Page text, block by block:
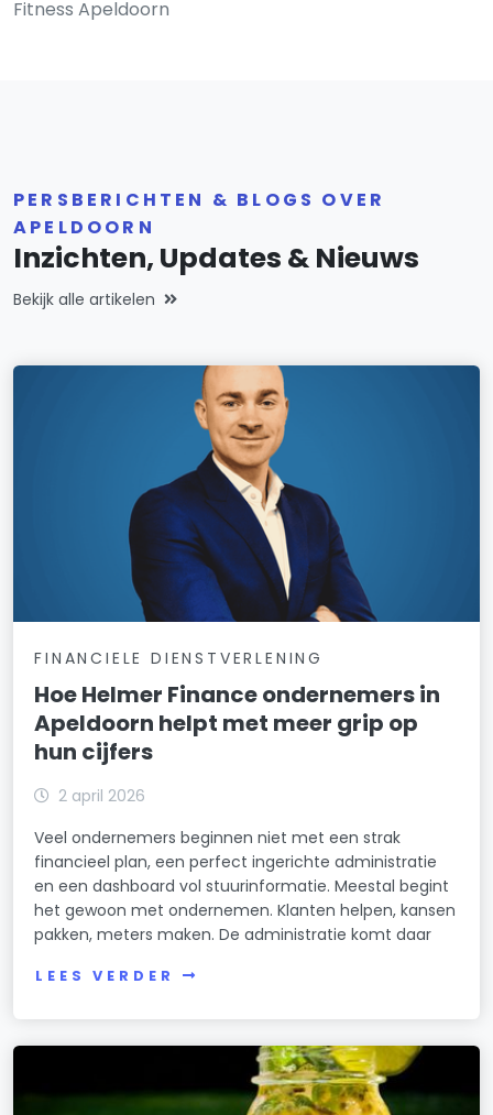
Fitness Apeldoorn
PERSBERICHTEN & BLOGS OVER
APELDOORN
Inzichten, Updates & Nieuws
Bekijk alle artikelen
FINANCIELE DIENSTVERLENING
Hoe Helmer Finance ondernemers in
Apeldoorn helpt met meer grip op
hun cijfers
2 april 2026
Veel ondernemers beginnen niet met een strak
financieel plan, een perfect ingerichte administratie
en een dashboard vol stuurinformatie. Meestal begint
het gewoon met ondernemen. Klanten helpen, kansen
pakken, meters maken. De administratie komt daar
LEES VERDER